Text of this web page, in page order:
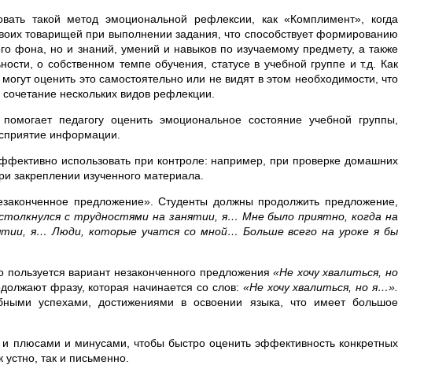
такой метод эмоциональной рефлексии, как «Комплимент», когда
товарищей при выполнении задания, что способствует формированию
фона, но и знаний, умений и навыков по изучаемому предмету, а также
о собственном темпе обучения, статусе в учебной группе и т.д. Как
оценить это самостоятельно или не видят в этом необходимости, что
нескольких видов рефлекции.
педагогу оценить эмоциональное состояние учебной группы,
информации.
использовать при контроле: например, при проверке домашних
закреплении изученного материала.
предложение». Студенты должны продолжить предложение,
с трудностями на занятии, я… Мне было приятно, когда на
я… Люди, которые учатся со мной… Больше всего на уроке я бы
вариант незаконченного предложения«Не хочу хвалиться, но
фразу, которая начинается со слов: «Не хочу хвалиться, но я…».
успехами, достижениями в освоении языка, что имеет большое
плюсами и минусами, чтобы быстро оценить эффективность конкретных
так и письменно.